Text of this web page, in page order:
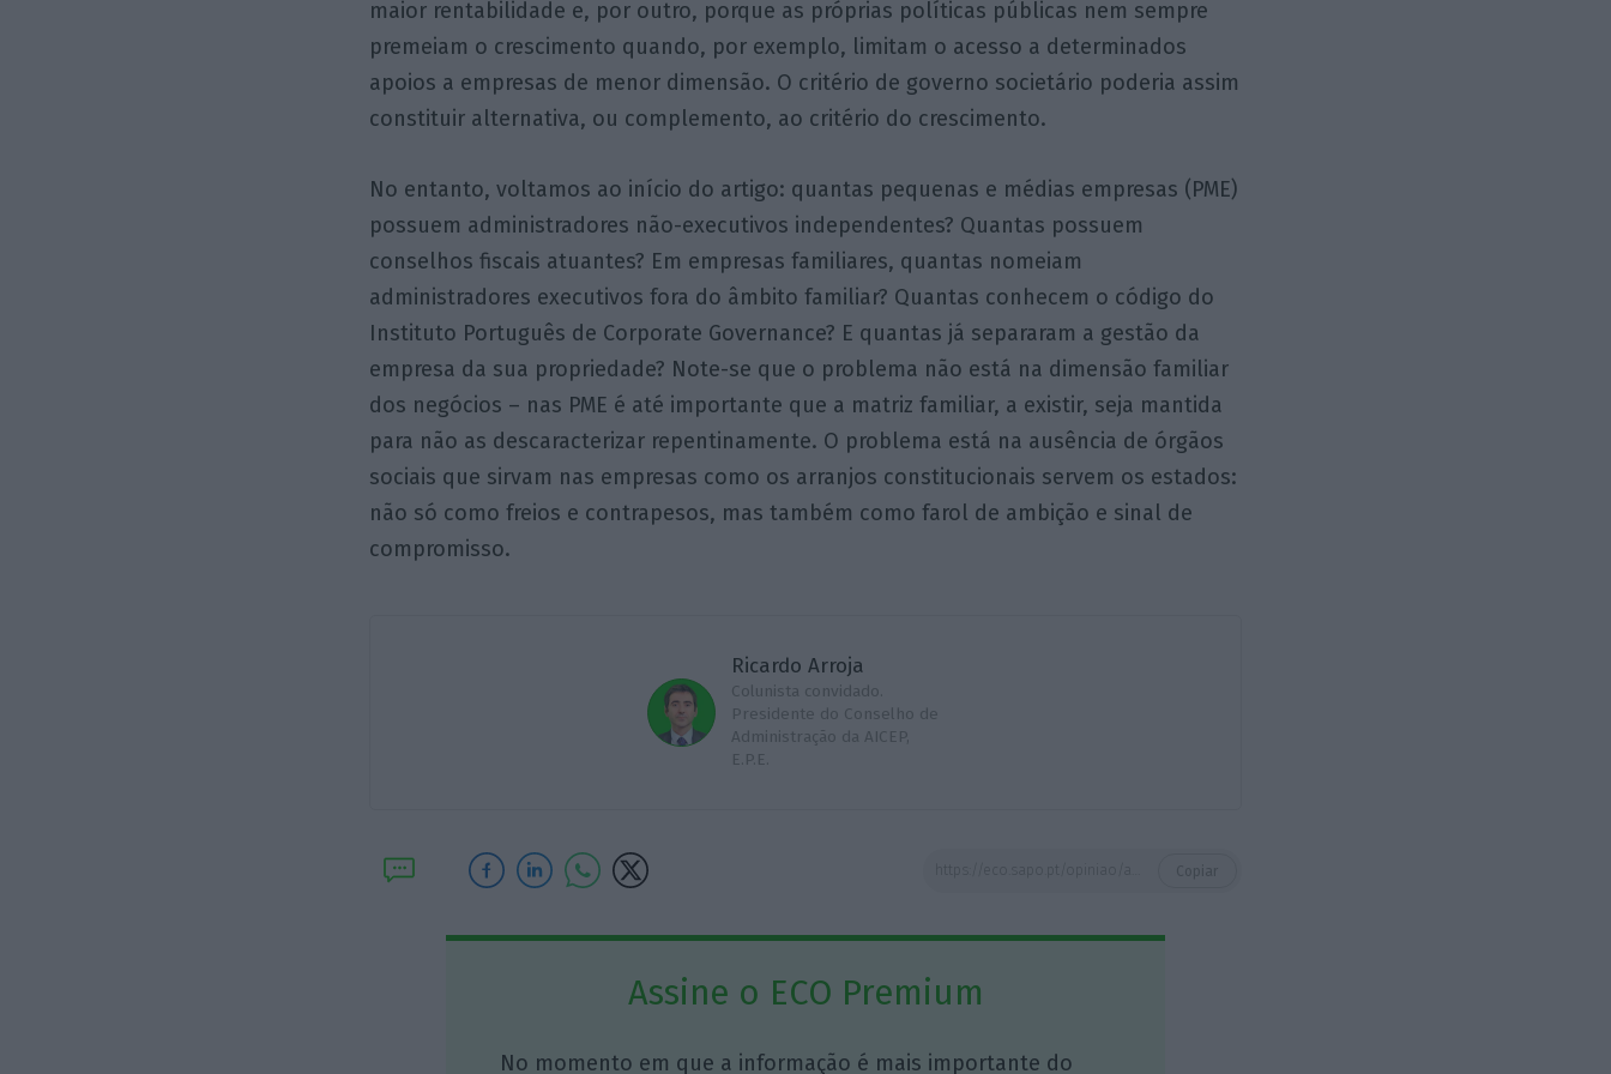
maior rentabilidade e, por outro, porque as próprias políticas públicas nem sempre
premeiam o crescimento quando, por exemplo, limitam o acesso a determinados
apoios a empresas de menor dimensão. O critério de governo societário poderia assim
constituir alternativa, ou complemento, ao critério do crescimento.
No entanto, voltamos ao início do artigo: quantas pequenas e médias empresas (PME)
possuem administradores não-executivos independentes? Quantas possuem
conselhos fiscais atuantes? Em empresas familiares, quantas nomeiam
administradores executivos fora do âmbito familiar? Quantas conhecem o código do
Instituto Português de Corporate Governance? E quantas já separaram a gestão da
empresa da sua propriedade? Note-se que o problema não está na dimensão familiar
dos negócios – nas PME é até importante que a matriz familiar, a existir, seja mantida
para não as descaracterizar repentinamente. O problema está na ausência de órgãos
sociais que sirvam nas empresas como os arranjos constitucionais servem os estados:
não só como freios e contrapesos, mas também como farol de ambição e sinal de
compromisso.
Ricardo Arroja
Colunista convidado.
Presidente do Conselho de
Administração da AICEP,
E.P.E.
Assine o ECO Premium
No momento em que a informação é mais importante do